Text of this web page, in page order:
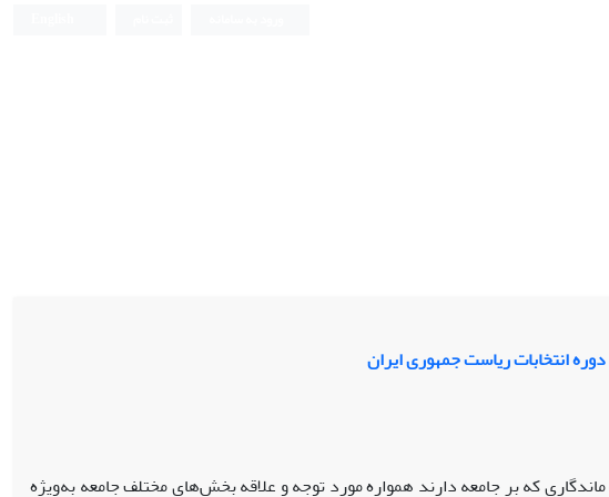
انتخابات ریاست جمهوری ایران
ماندگاری که بر جامعه دارند همواره مورد توجه و علاقه بخش‌های مختلف جامعه به‌ویژه